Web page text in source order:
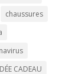
chaussures
CADEAU